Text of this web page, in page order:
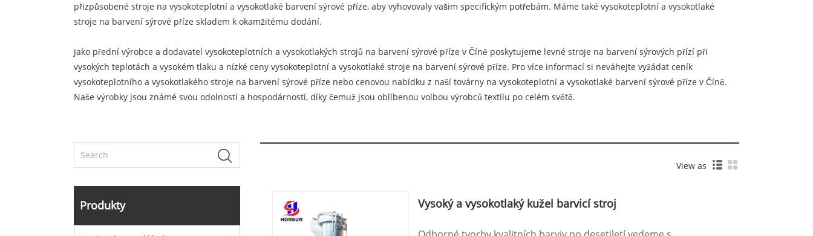
přizpůsobené stroje na vysokoteplotní a vysokotlaké barvení sýrové příze, aby vyhovovaly vašim specifickým potřebám. Máme také vysokoteplotní a vysokotlaké
stroje na barvení sýrové příze skladem k okamžitému dodání.
Jako přední výrobce a dodavatel vysokoteplotních a vysokotlakých strojů na barvení sýrové příze v Číně poskytujeme levné stroje na barvení sýrových přízí při
vysokých teplotách a vysokém tlaku a nízké ceny vysokoteplotní a vysokotlaké stroje na barvení sýrové příze. Pro více informací si neváhejte vyžádat ceník
vysokoteplotního a vysokotlakého stroje na barvení sýrové příze nebo cenovou nabídku z naší továrny na vysokoteplotní a vysokotlaké barvení sýrové příze v Číně.
Naše výrobky jsou známé svou odolností a hospodárností, díky čemuž jsou oblíbenou volbou výrobců textilu po celém světě.
Produkty
View as
Vysoký a vysokotlaký kužel barvicí stroj